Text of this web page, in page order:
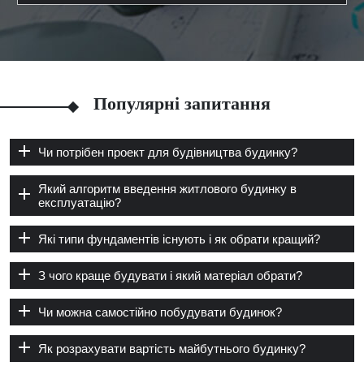
Популярні запитання
Чи потрібен проект для будівництва будинку?
Який алгоритм введення житлового будинку в
експлуатацію?
Які типи фундаментів існують і як обрати кращий?
З чого краще будувати і який матеріал обрати?
Чи можна самостійно побудувати будинок?
Як розрахувати вартість майбутнього будинку?